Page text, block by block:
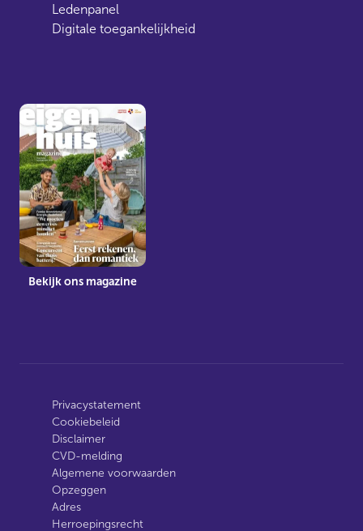
Ledenpanel
Digitale toegankelijkheid
Bekijk ons magazine
Privacystatement
Cookiebeleid
Disclaimer
CVD-melding
Algemene voorwaarden
Opzeggen
Adres
Herroepingsrecht